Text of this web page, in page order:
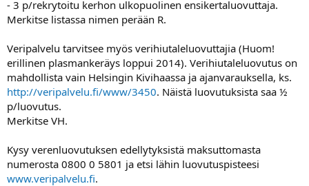
- 3 p/rekrytoitu kerhon ulkopuolinen ensikertaluovuttaja.
Merkitse listassa nimen perään R.
Veripalvelu tarvitsee myös verihiutaleluovuttajia (Huom!
erillinen plasmankeräys loppui 2014). Verihiutaleluovutus on
mahdollista vain Helsingin Kivihaassa ja ajanvarauksella, ks.
http://veripalvelu.fi/www/3450. Näistä luovutuksista saa ½
p/luovutus.
Merkitse VH.
Kysy verenluovutuksen edellytyksistä maksuttomasta
numerosta 0800 0 5801 ja etsi lähin luovutuspisteesi
www.veripalvelu.fi.